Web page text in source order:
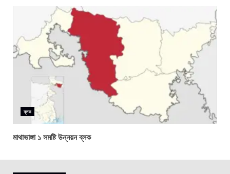
ব্লক
মাথাভাঙ্গা ১ সমষ্টি উন্নয়ন ব্লক